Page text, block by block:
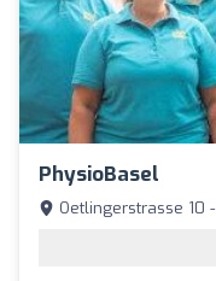
PhysioBasel
Oetlingerstrasse 10